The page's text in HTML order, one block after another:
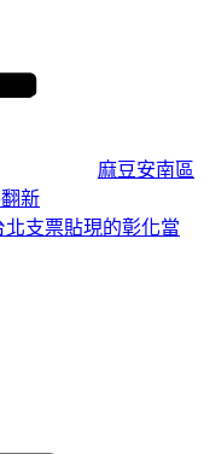
麻豆安南區
新
支票貼現的彰化當